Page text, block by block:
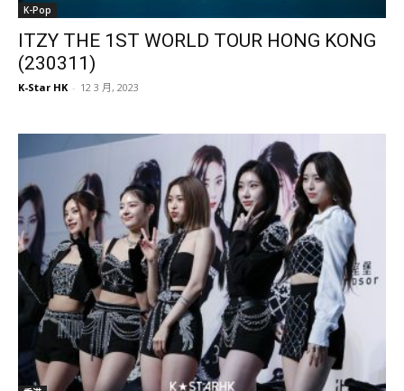
K-Pop
ITZY THE 1ST WORLD TOUR HONG KONG
(230311)
K-Star HK - 12 3 月, 2023